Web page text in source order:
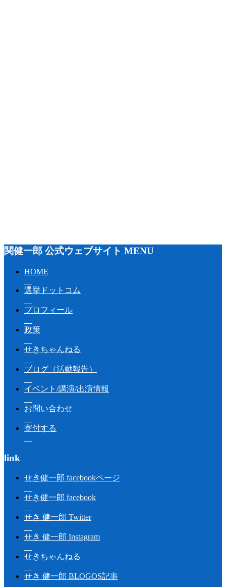
関健一郎 公式ウェブサイト MENU
HOME
選挙ドットコム
プロフィール
政策
せきちゃんねる
ブログ（活動報告）
イベント/講演/出演情報
お問い合わせ
寄付する
link
せき健一郎 facebookページ
せき健一郎 facebook
せき 健一郎 Twitter
せき 健一郎 Instagram
せきちゃんねる
せき 健一郎 BLOGOS記事